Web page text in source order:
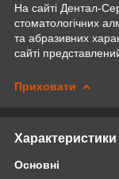
На сайті Дентал-
стоматологічних
та абразивних
сайті
Приховати
Характеристики
Основні